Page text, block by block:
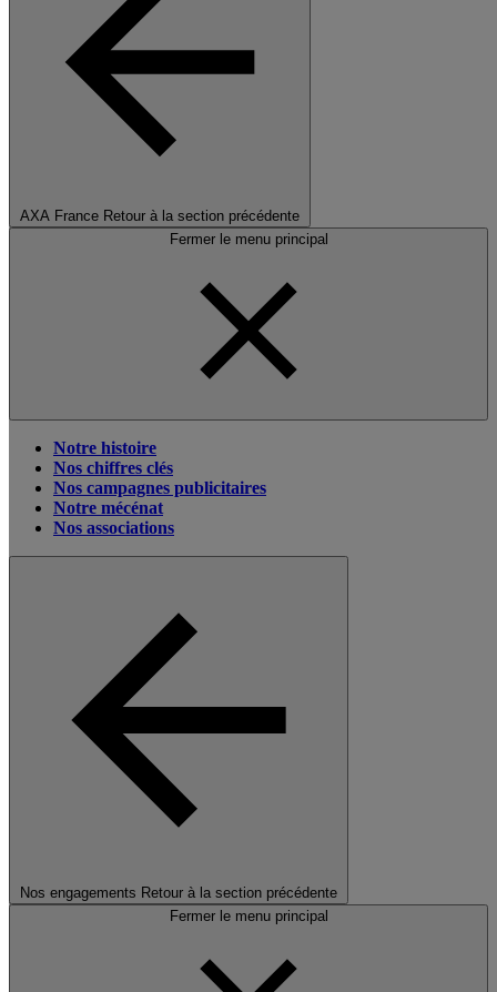
AXA France Retour à la section précédente
Fermer le menu principal
Notre histoire
Nos chiffres clés
Nos campagnes publicitaires
Notre mécénat
Nos associations
Nos engagements Retour à la section précédente
Fermer le menu principal